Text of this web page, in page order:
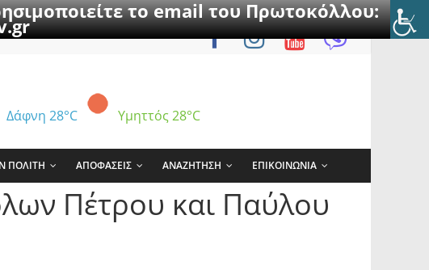
το email του Πρωτοκόλλου:
Δάφνη 28°C Υμηττός 28°C
ΠΟΛΙΤΗ ΑΠΟΦΑΣΕΙΣ ΑΝΑΖΗΤΗΣΗ ΕΠΙΚΟΙΝΩΝΙΑ
Πέτρου και Παύλου